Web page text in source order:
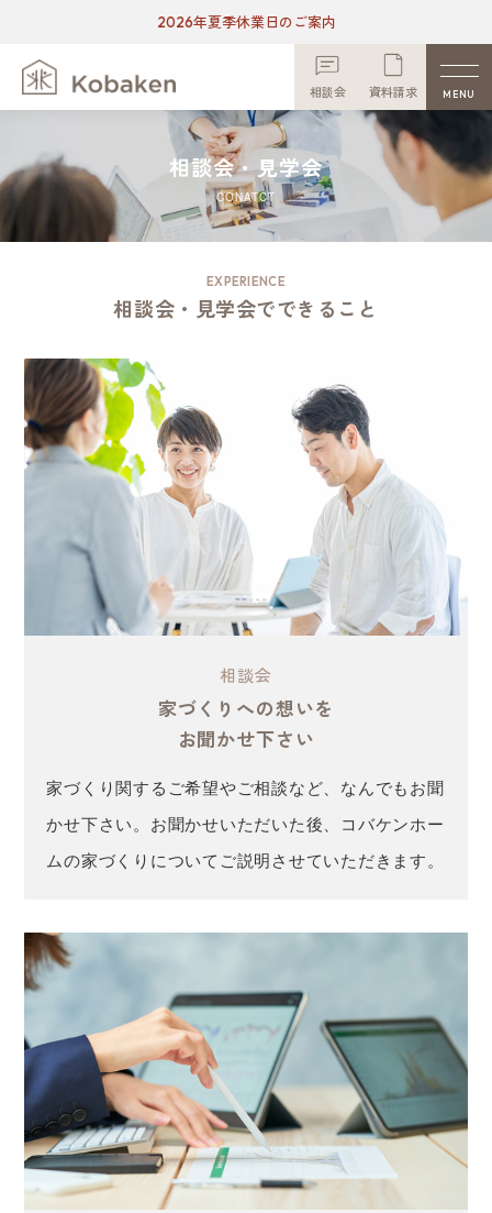
2026年夏季休業日のご案内
相談会 資料請求 MENU
相談会・見学会
CONATCT
EXPERIENCE
相談会・見学会でできること
家づくりへの想いを
お聞かせ下さい
相談会
家づくり関するご希望やご相談など、なんでもお聞
かせ下さい。お聞かせいただいた後、コバケンホー
ムの家づくりについてご説明させていただきます。